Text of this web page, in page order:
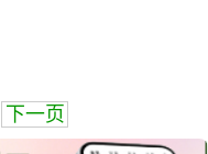
下一页